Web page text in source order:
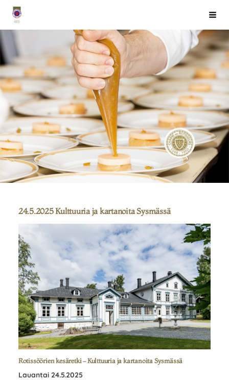
Siirry
sivun
sisältöön
Chaîne des Rôtisseurs Finlande ry
24.5.2025 Kulttuuria ja kartanoita Sysmässä
Rotissöörien kesäretki – Kulttuuria ja kartanoita Sysmässä
Lauantai 24.5.2025